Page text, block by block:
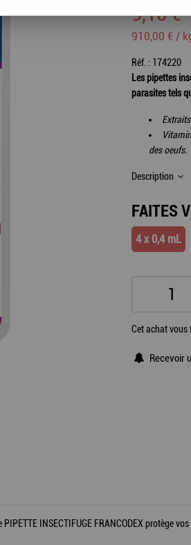
9,10 €
910,00 € /
Réf. : 174220
Les pipettes
parasites tels
des oeufs.
Description
FAITES
4 x 0,4 mL
Cet achat vous
Recevoir
INSECTIFUGE FRANCODEX